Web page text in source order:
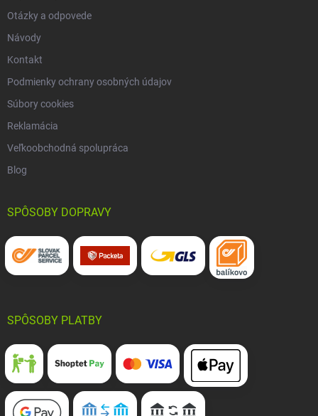
Otázky a odpovede
Návody
Kontakt
Podmienky ochrany osobných údajov
Súbory cookies
Reklamácia
Veľkoobchodná spolupráca
Blog
SPÔSOBY DOPRAVY
SPÔSOBY PLATBY